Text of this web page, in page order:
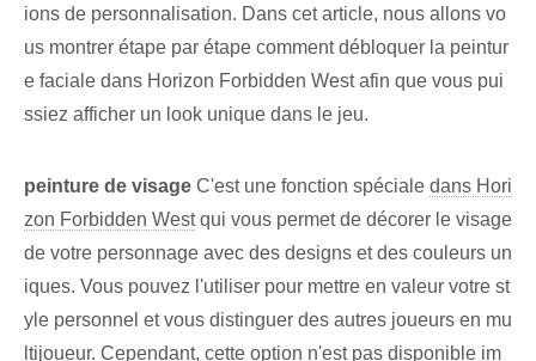
ions de personnalisation. Dans cet article, nous allons vo
us montrer étape par étape comment débloquer la peintur
e faciale dans Horizon Forbidden West afin que vous pui
ssiez afficher un look unique dans le jeu.
peinture de visage C'est une fonction spéciale dans Hori
zon Forbidden Westqui vous permet de décorer le visage
de votre personnage avec des designs et des couleurs un
iques. Vous pouvez l'utiliser pour mettre en valeur votre st
yle personnel et vous distinguer des autres joueurs en mu
ltijoueur. Cependant, cette option n'est pas disponible im